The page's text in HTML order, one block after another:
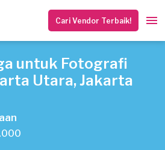
Cari Vendor Terbaik!
untuk Fotografi
Utara, Jakarta